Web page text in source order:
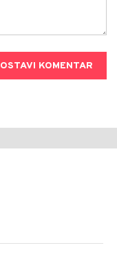
OSTAVI KOMENTAR